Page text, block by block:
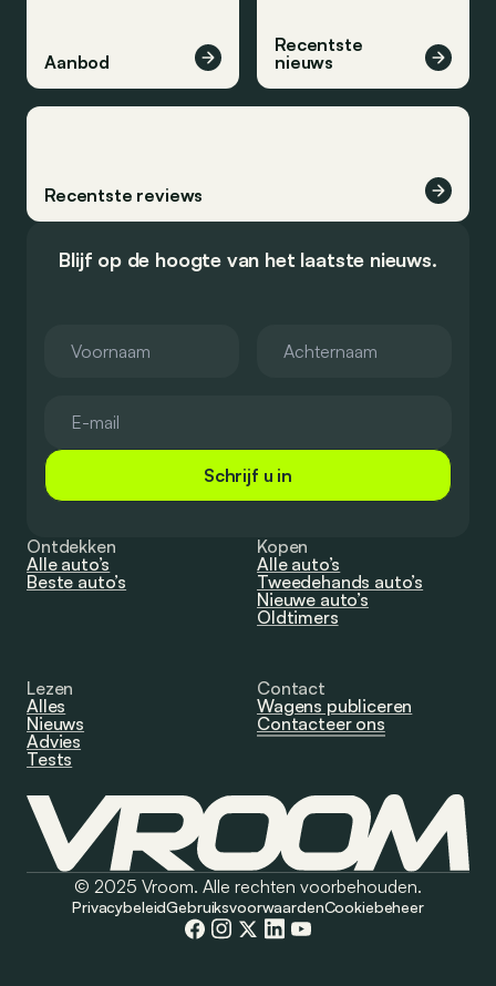
Aanbod
Recentste
nieuws
Recentste reviews
Blijf op de hoogte van het laatste nieuws.
Schrijf u in
Ontdekken
Alle auto’s
Beste auto’s
Kopen
Alle auto’s
Tweedehands auto’s
Nieuwe auto’s
Oldtimers
Lezen
Alles
Nieuws
Advies
Tests
Contact
Wagens publiceren
Contacteer ons
© 2025 Vroom. Alle rechten voorbehouden.
PrivacybeleidGebruiksvoorwaardenCookiebeheer